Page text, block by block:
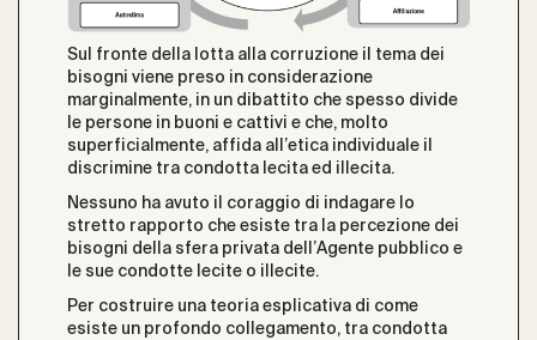
Sul fronte della lotta alla corruzione il tema dei
bisogni viene preso in considerazione
marginalmente, in un dibattito che spesso divide
le persone in buoni e cattivi e che, molto
superficialmente, affida all’etica individuale il
discrimine tra condotta lecita ed illecita.
Nessuno ha avuto il coraggio di indagare lo
stretto rapporto che esiste tra la percezione dei
bisogni della sfera privata dell’Agente pubblico e
le sue condotte lecite o illecite.
Per costruire una teoria esplicativa di come
esiste un profondo collegamento, tra condotta